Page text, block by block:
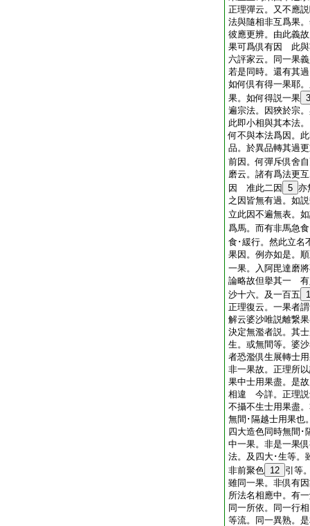
正理彈云。又不應
法與隨相非互爲果
彼應更辨。由此義
果可爲倶有因 此與
六評家云。同一果
若是同時。還有其
如何倶有得一果耶
果。如何得説一果 3
遍宗法。因狹於宗
此即小相與其本法
何不與本法爲因。
品。於異品轉其過
前因。何彈斥倶舍
磨云。諸有爲法更
因 准此二因
5 亦
之因皆無有過。如
立此因不遍無表。
爲馬。而有非馬急
食･緩行。然此立名
果因。例亦如是。
一果。入阿毘達磨
論略故但擧其一 有
沙十六。及一百五
正理復云。一果者
解云婆沙唯説離繋
決定無濫者説。其
生。或無間等。婆
者恐濫倶生展轉士
非一果故。正理所
果中士用果盡。是
相違 今詳。正理説
不攝不生士用果盡
無間･隔越士用果也
四大造色同時無間･
中一果。非是一果
法。及四大･生等。
非前聚色 12 引等
雖同一果。非倶有
所法名相應中。有
同一所依。同一行
等流。同一異熟。